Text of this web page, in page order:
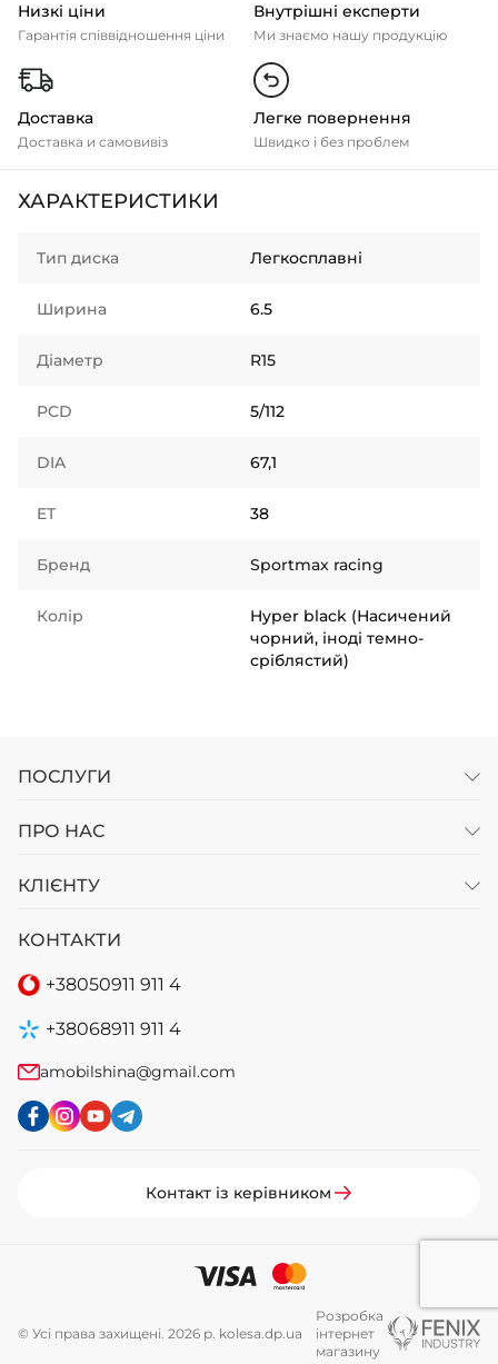
Низкі ціни
Гарантія співвідношення ціни
Внутрішні експерти
Ми знаємо нашу продукцію
Доставка
Доставка и самовивіз
Легке повернення
Швидко і без проблем
ХАРАКТЕРИСТИКИ
Тип диска Легкосплавні
Ширина 6.5
Діаметр R15
PCD 5/112
DIA 67,1
ET 38
Бренд Sportmax racing
Колір
Hyper black (Насичений
чорний, іноді темно-
сріблястий)
ПОСЛУГИ
ПРО НАС
КЛІЄНТУ
КОНТАКТИ
+38050911 911 4
+38068911 911 4
amobilshina@gmail.com
Контакт із керівником
© Усі права захищені. 2026 р. kolesa.dp.ua
Розробка
інтернет
магазину